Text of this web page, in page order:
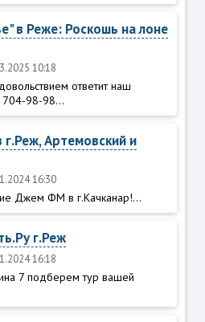
в Реже: Роскошь на лоне
10:18
ответит наш
704-98-98...
Артемовский и
16:30
Джем ФМ в г.Качканар!...
г.Реж
16:18
7 подберем тур вашей